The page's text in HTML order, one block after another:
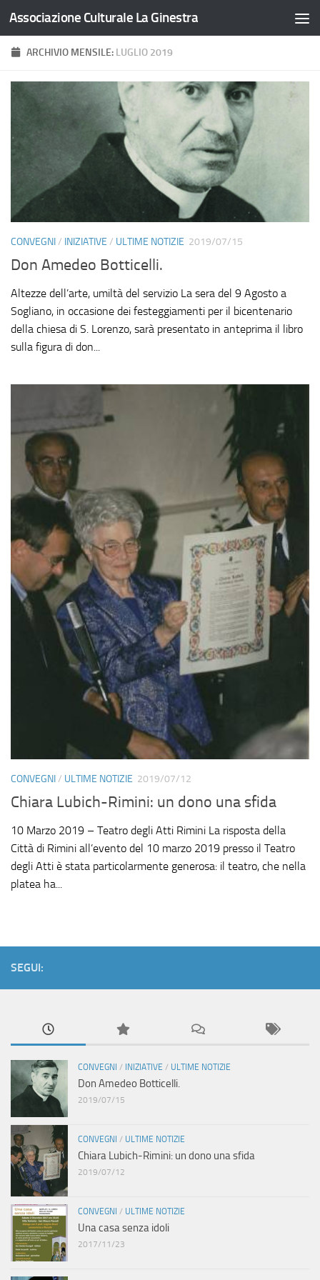
Salta al contenuto
Associazione Culturale La Ginestra
ARCHIVIO MENSILE: LUGLIO 2019
CONVEGNI/ INIZIATIVE / ULTIME NOTIZIE 2019/07/15
Don Amedeo Botticelli.
Altezze dell’arte, umiltà del servizio La sera del 9 Agosto a
Sogliano, in occasione dei festeggiamenti per il bicentenario
della chiesa di S. Lorenzo, sarà presentato in anteprima il libro
sulla figura di don...
CONVEGNI/ ULTIME NOTIZIE 2019/07/12
Chiara Lubich-Rimini: un dono una sfida
10 Marzo 2019 – Teatro degli Atti Rimini La risposta della
Città di Rimini all’evento del 10 marzo 2019 presso il Teatro
degli Atti è stata particolarmente generosa: il teatro, che nella
platea ha...
SEGUI:
CONVEGNI / INIZIATIVE / ULTIME NOTIZIE
Don Amedeo Botticelli.
2019/07/15
CONVEGNI / ULTIME NOTIZIE
Chiara Lubich-Rimini: un dono una sfida
2019/07/12
CONVEGNI / ULTIME NOTIZIE
Una casa senza idoli
2017/11/23